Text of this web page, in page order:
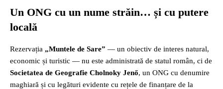
Un ONG cu un nume străin… și cu putere
locală
Rezervația „Muntele de Sare” — un obiectiv de interes natural,
economic și turistic — nu este administrată de statul român, ci de
Societatea de Geografie Cholnoky Jenő, un ONG cu denumire
maghiară și cu legături evidente cu rețele de finanțare de la